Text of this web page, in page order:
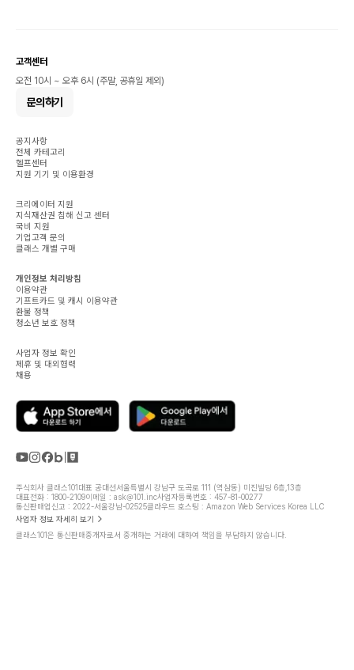
고객센터
오전 10시 ~ 오후 6시 (주말, 공휴일 제외)
문의하기
공지사항
전체 카테고리
헬프센터
지원 기기 및 이용환경
크리에이터 지원
지식재산권 침해 신고 센터
국비 지원
기업고객 문의
클래스 개별 구매
개인정보 처리방침
이용약관
기프트카드 및 캐시 이용약관
환불 정책
청소년 보호 정책
사업자 정보 확인
제휴 및 대외협력
채용
주식회사 클래스101대표 공대선서울특별시 강남구 도곡로 111 (역삼동) 미진빌딩 6층,13층
대표전화 : 1800-2109이메일 : ask@101.inc사업자등록번호 : 457-81-00277
통신판매업신고 : 2022-서울강남-02525클라우드 호스팅 : Amazon Web Services Korea LLC
사업자 정보 자세히 보기
클래스101은 통신판매중개자로서 중개하는 거래에 대하여 책임을 부담하지 않습니다.